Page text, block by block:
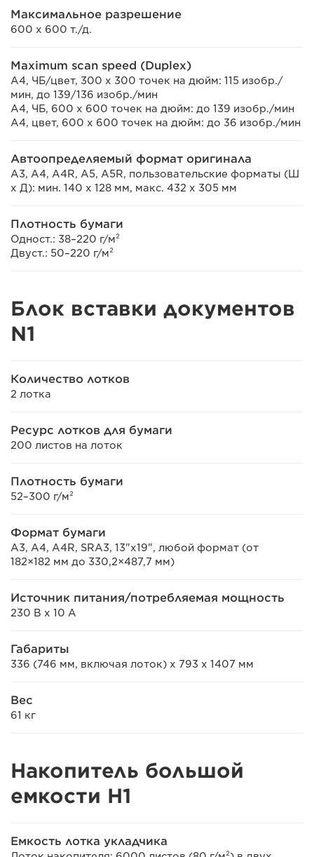
Максимальное разрешение
600 x 600 т./д.
Maximum scan speed (Duplex)
A4, ЧБ/цвет, 300 x 300 точек на дюйм: 115 изобр./
мин, до 139/136 изобр./мин
A4, ЧБ, 600 x 600 точек на дюйм: до 139 изобр./мин
A4, цвет, 600 x 600 точек на дюйм: до 36 изобр./мин
Автоопределяемый формат оригинала
A3, A4, A4R, A5, A5R, пользовательские форматы (Ш
x Д): мин. 140 x 128 мм, макс. 432 x 305 мм
Плотность бумаги
Одност.: 38–220 г/м²
Двуст.: 50–220 г/м²
Блок вставки документов
N1
Количество лотков
2 лотка
Ресурс лотков для бумаги
200 листов на лоток
Плотность бумаги
52–300 г/м²
Формат бумаги
A3, A4, A4R, SRA3, 13"x19", любой формат (от
182×182 мм до 330,2×487,7 мм)
Источник питания/потребляемая мощность
230 В x 10 А
Габариты
336 (746 мм, включая лоток) x 793 x 1407 мм
Вес
61 кг
Накопитель большой
емкости H1
Емкость лотка укладчика